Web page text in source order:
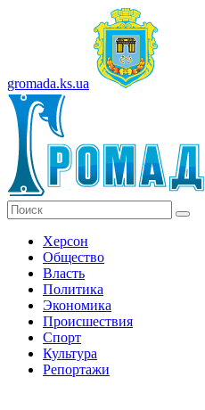
gromada.ks.ua
Херсон
Общество
Власть
Политика
Экономика
Происшествия
Спорт
Культура
Репортажи